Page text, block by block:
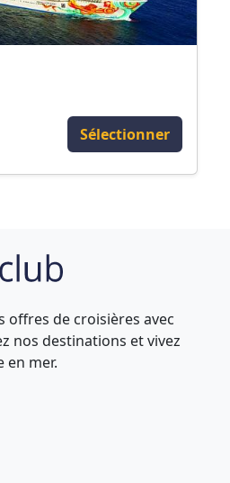
Sélectionner
offres de croisières avec
nos destinations et vivez
en mer.